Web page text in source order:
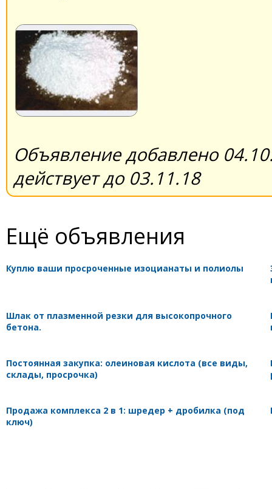
Объявление добавлено
действует до 03.11.18
Ещё объявления
Куплю ваши просроченные изоцианаты и полиолы
Шлак от плазменной резки для высокопрочного
бетона.
Постоянная закупка: олеиновая кислота (все виды,
склады, просрочка)
Продажа комплекса 2 в 1: шредер + дробилка (под
ключ)